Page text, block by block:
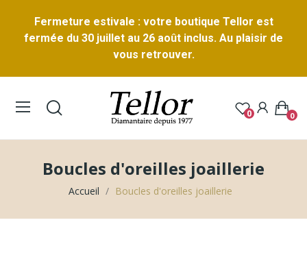
Fermeture estivale : votre boutique Tellor est
fermée du 30 juillet au 26 août inclus. Au plaisir de
vous retrouver.
0 0
Boucles d'oreilles joaillerie
Accueil Boucles d'oreilles joaillerie